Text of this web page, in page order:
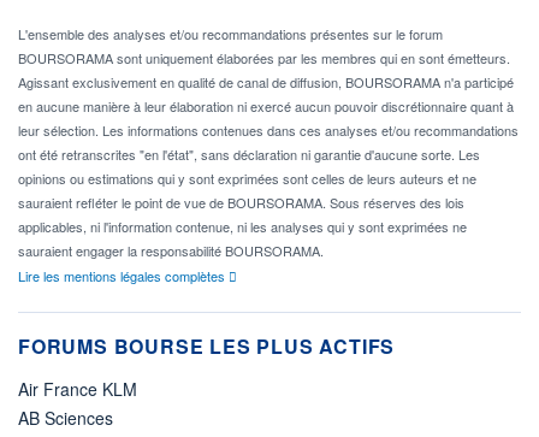
L'ensemble des analyses et/ou recommandations présentes sur le forum
BOURSORAMA sont uniquement élaborées par les membres qui en sont émetteurs.
Agissant exclusivement en qualité de canal de diffusion, BOURSORAMA n'a participé
en aucune manière à leur élaboration ni exercé aucun pouvoir discrétionnaire quant à
leur sélection. Les informations contenues dans ces analyses et/ou recommandations
ont été retranscrites "en l'état", sans déclaration ni garantie d'aucune sorte. Les
opinions ou estimations qui y sont exprimées sont celles de leurs auteurs et ne
sauraient refléter le point de vue de BOURSORAMA. Sous réserves des lois
applicables, ni l'information contenue, ni les analyses qui y sont exprimées ne
sauraient engager la responsabilité BOURSORAMA.
Lire les mentions légales complètes
FORUMS BOURSE LES PLUS ACTIFS
Air France KLM
AB Sciences